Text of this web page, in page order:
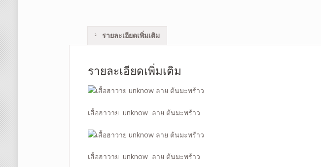
รายละเอียดเพิ่มเติม
รายละเอียดเพิ่มเติม
เสื้อฮาวาย unknow ลาย ต้นมะพร้าว
เสื้อฮาวาย unknow ลาย ต้นมะพร้าว